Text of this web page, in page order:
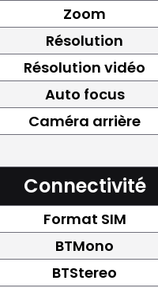
Zoom
Résolution
Résolution vidéo
Auto focus
Caméra arrière
Connectivité
Format SIM
BTMono
BTStereo